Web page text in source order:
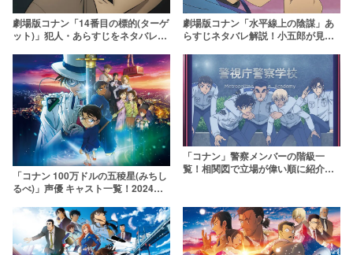
劇場版コナン「14番目の標的(ターゲ
ット)」犯人・あらすじをネタバレ解
劇場版コナン「水平線上の陰謀」あ
らすじネタバレ解説！小五郎が見抜
「コナン 100万ドルの五稜星(みちし
るべ)」声優 キャスト一覧！2024年
「コナン」警察メンバーの階級一
覧！相関図で立場が偉い順に紹介！